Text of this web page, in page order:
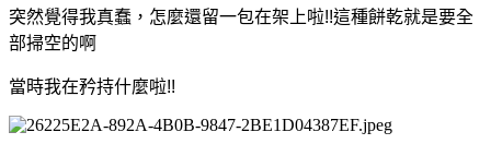
突然覺得我真蠢，怎麼還留一包在架上啦!!這種餅乾就是要全
部掃空的啊
當時我在矜持什麼啦!!